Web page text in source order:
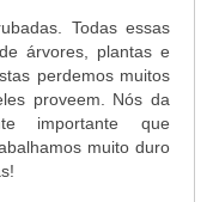
Todas essas
árvores, plantas e
perdemos muitos
proveem. Nós da
importante que
muito duro